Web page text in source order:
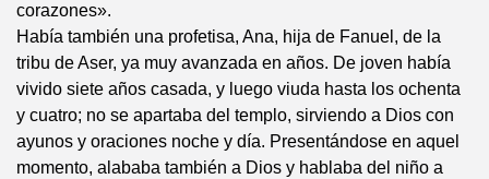
corazones».
Había también una profetisa, Ana, hija de Fanuel, de la
tribu de Aser, ya muy avanzada en años. De joven había
vivido siete años casada, y luego viuda hasta los ochenta
y cuatro; no se apartaba del templo, sirviendo a Dios con
ayunos y oraciones noche y día. Presentándose en aquel
momento, alababa también a Dios y hablaba del niño a